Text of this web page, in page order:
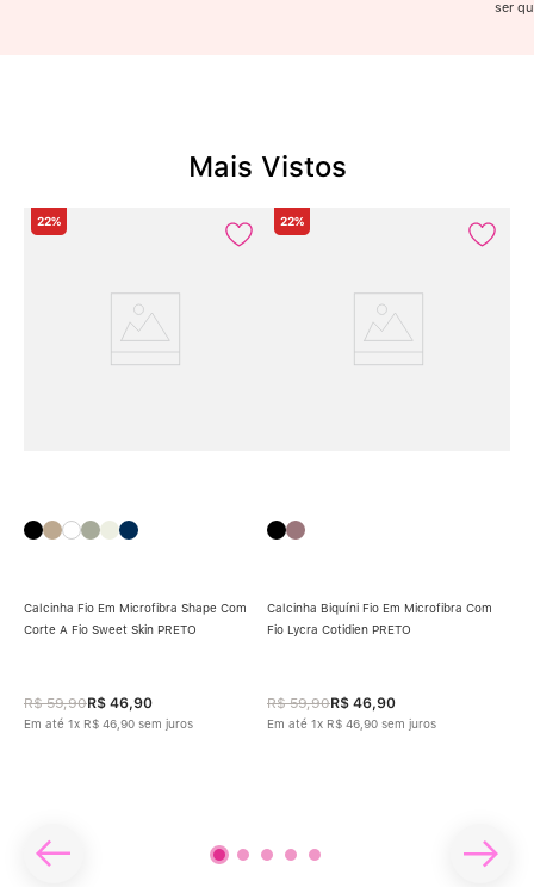
ser
Mais Vistos
22%
Calcinha Fio Em Microfibra Shape Com
Corte A Fio Sweet Skin PRETO
R$ 59,90R$ 46,90
Em até 1x R$ 46 90 sem juros
22%
Calcinha Biquíni Fio Em Microfibra Com
Fio Lycra Cotidien PRETO
R$ 59,90R$ 46,90
Em até 1x R$ 46 90 sem juros